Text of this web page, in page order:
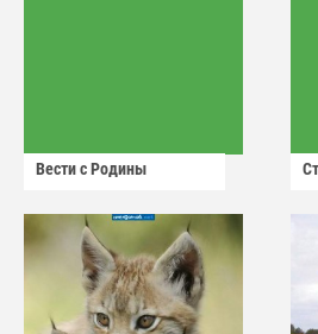
Вести с Родины